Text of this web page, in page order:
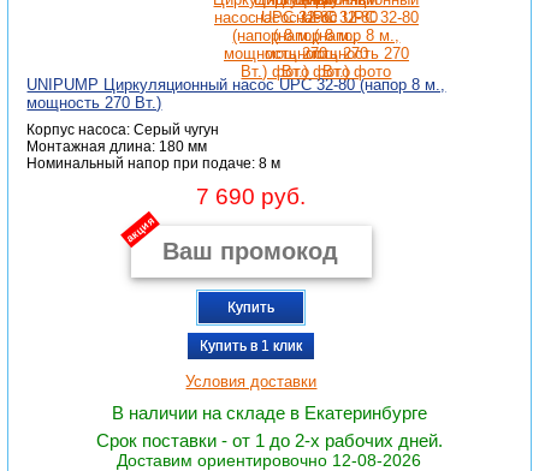
UNIPUMP Циркуляционный насос UPС 32-80 (напор 8 м.,
мощность 270 Вт.)
Корпус насоса: Серый чугун
Монтажная длина: 180 мм
Номинальный напор при подаче: 8 м
7 690 руб.
акция
Купить
Купить в 1 клик
Условия доставки
В наличии на складе в Екатеринбурге
Срок поставки - от 1 до 2-х рабочих дней.
Доставим ориентировочно 12-08-2026